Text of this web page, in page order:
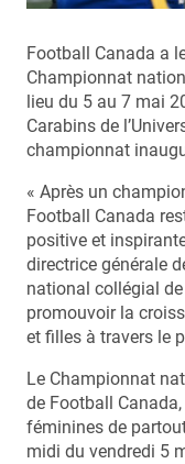
Football Canada a
Championnat
lieu du 5 au 7 mai
Carabins de
championnat
« Après un
Football Canada
positive et
directrice générale
national collégial
promouvoir la
et filles à travers le
Le Championnat
de Football
féminines de
midi du vendredi 5